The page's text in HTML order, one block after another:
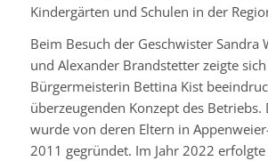
Kindergärten und Schulen in der
Beim Besuch der Geschwister Sandra
und Alexander Brandstetter zeigte sich
Bürgermeisterin Bettina Kist
überzeugenden Konzept des Betriebs.
wurde von deren Eltern in
2011 gegründet. Im Jahr 2022